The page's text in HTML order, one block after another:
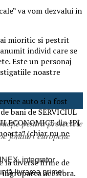
va vom dezvalui in
mioritic si pestrit
individ care se
Este un personaj
noastre
auto si a fost
bani de SERVICIUL
ECONOMICE din IPJ
(chiar nu ne
la diverse firme de
acestora.
pentru proiectele
fonduri europene
integrator
livrarea primei